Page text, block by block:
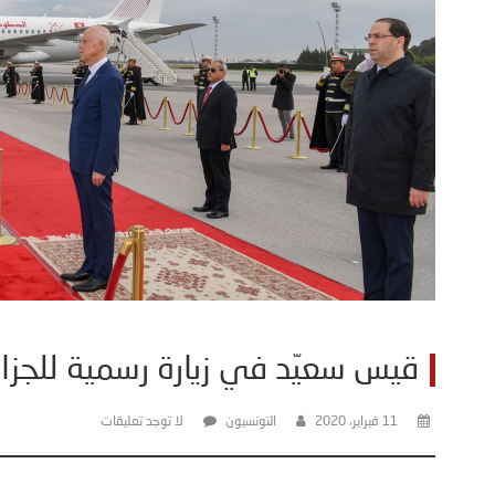
قيس سعيّد في زيارة رسمية
11 فبراير، 2020 التونسيون لا توجد تعليقات